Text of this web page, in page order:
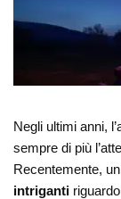
Negli ultimi anni,
sempre di più
Recentemente, un
intriganti